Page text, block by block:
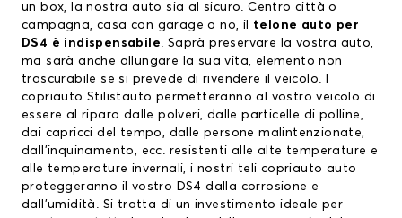
un box, la nostra auto sia al sicuro. Centro città o
campagna, casa con garage o no, il telone auto per
DS4 è indispensabile. Saprà preservare la vostra auto,
ma sarà anche allungare la sua vita, elemento non
trascurabile se si prevede di rivendere il veicolo. I
copriauto Stilistauto permetteranno al vostro veicolo di
essere al riparo dalle polveri, dalle particelle di polline,
dai capricci del tempo, dalle persone malintenzionate,
dall’inquinamento, ecc. resistenti alle alte temperature e
alle temperature invernali, i nostri teli copriauto auto
proteggeranno il vostro DS4 dalla corrosione e
dall’umidità. Si tratta di un investimento ideale per